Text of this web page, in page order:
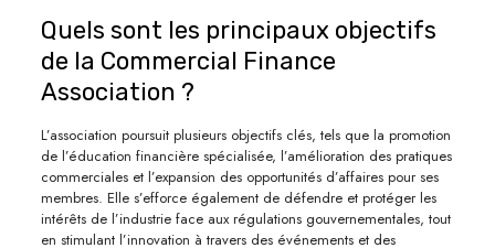
Quels sont les principaux objectifs
de la Commercial Finance
Association ?
L’association poursuit plusieurs objectifs clés, tels que la promotion
de l’éducation financière spécialisée, l’amélioration des pratiques
commerciales et l’expansion des opportunités d’affaires pour ses
membres. Elle s’efforce également de défendre et protéger les
intérêts de l’industrie face aux régulations gouvernementales, tout
en stimulant l’innovation à travers des événements et des